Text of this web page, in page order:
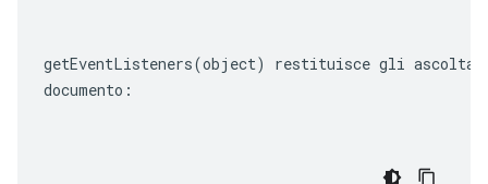
getEventListeners(object)
restituisce gli
documento: